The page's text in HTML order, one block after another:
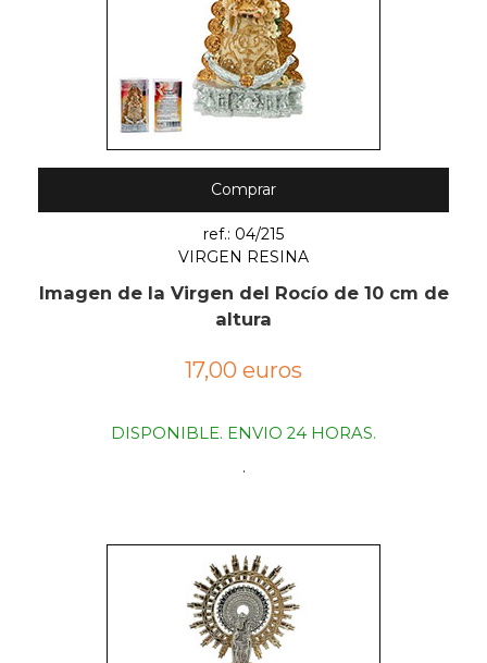
Comprar
ref.: 04/215
VIRGEN RESINA
Imagen de la Virgen del Rocío de 10 cm de
altura
17,00 euros
DISPONIBLE. ENVIO 24 HORAS.
.